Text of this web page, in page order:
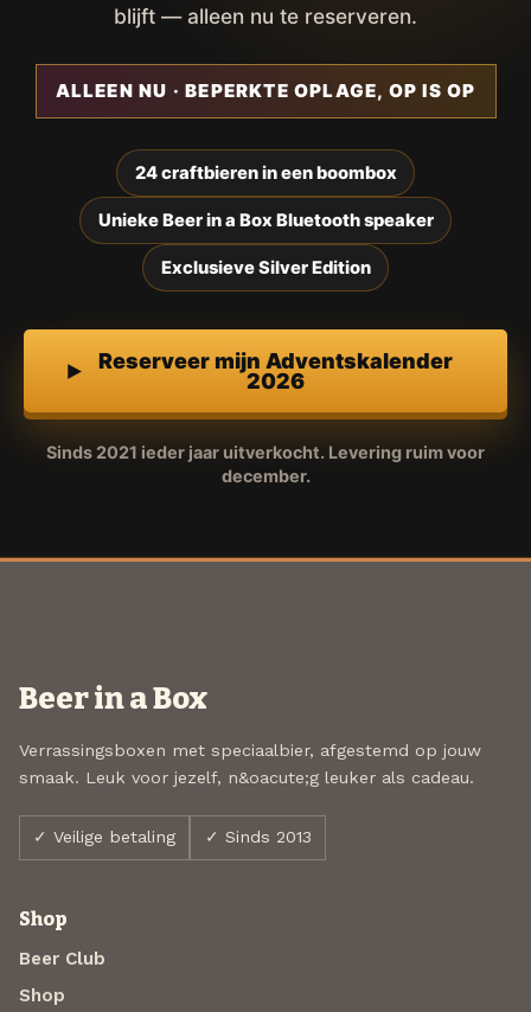
blijft — alleen nu te reserveren.
ALLEEN NU · BEPERKTE OPLAGE, OP IS OP
24 craftbieren in een boombox
Unieke Beer in a Box Bluetooth speaker
Exclusieve Silver Edition
Reserveer mijn Adventskalender
2026
Sinds 2021 ieder jaar uitverkocht. Levering ruim voor
december.
Beer in a Box
Verrassingsboxen met speciaalbier, afgestemd op jouw
smaak. Leuk voor jezelf, n&oacute;g leuker als cadeau.
✓ Veilige betaling ✓ Sinds 2013
Shop
Beer Club
Shop